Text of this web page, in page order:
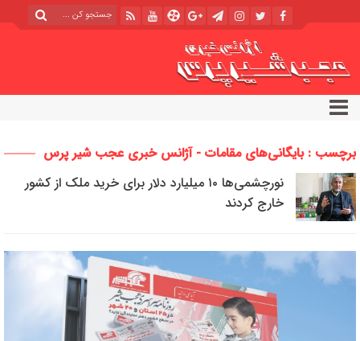
برچسب : بایگانی‌های مقامات - آژانس خبری عجب شیر پرس
نورچشمی‌ها ۱۰ میلیارد دلار برای خرید ملک از کشور
خارج کردند